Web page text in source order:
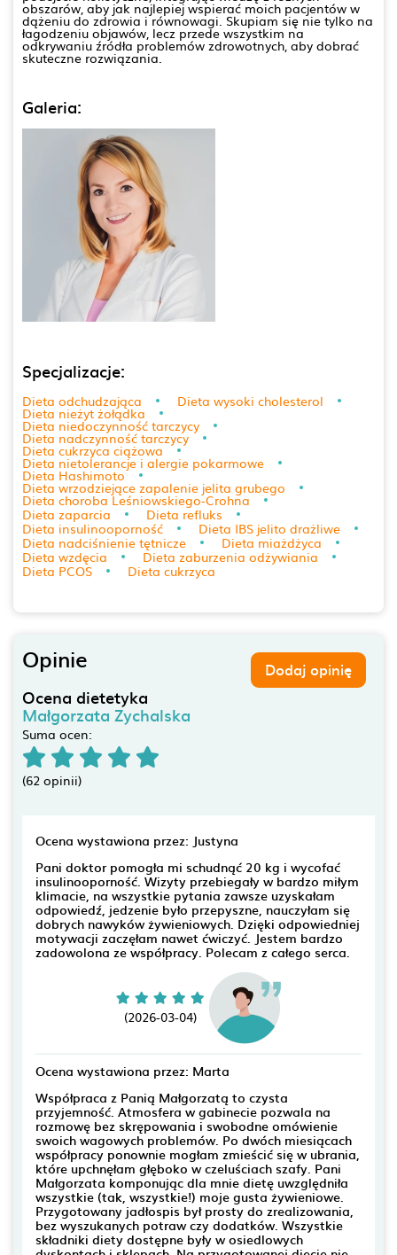
obszarów, aby jak najlepiej wspierać moich pacjentów w
dążeniu do zdrowia i równowagi. Skupiam się nie tylko na
łagodzeniu objawów, lecz przede wszystkim na
odkrywaniu źródła problemów zdrowotnych, aby dobrać
skuteczne rozwiązania.
Galeria:
Specjalizacje:
Dieta odchudzająca Dieta wysoki cholesterol
Dieta nieżyt żołądka
Dieta niedoczynność tarczycy
Dieta nadczynność tarczycy
Dieta cukrzyca ciążowa
Dieta nietolerancje i alergie pokarmowe
Dieta Hashimoto
Dieta wrzodziejące zapalenie jelita grubego
Dieta choroba Leśniowskiego-Crohna
Dieta zaparcia
Dieta refluks
Dieta insulinooporność
Dieta IBS jelito drażliwe
Dieta nadciśnienie tętnicze
Dieta miażdżyca
Dieta wzdęcia
Dieta zaburzenia odżywiania
Dieta PCOS
Dieta cukrzyca
Opinie Dodaj opinię
Ocena dietetyka
Małgorzata Zychalska
Suma ocen:
(62 opinii)
Ocena wystawiona przez: Justyna
Pani doktor pomogła mi schudnąć 20 kg i wycofać
insulinooporność. Wizyty przebiegały w bardzo miłym
klimacie, na wszystkie pytania zawsze uzyskałam
odpowiedź, jedzenie było przepyszne, nauczyłam się
dobrych nawyków żywieniowych. Dzięki odpowiedniej
motywacji zaczęłam nawet ćwiczyć. Jestem bardzo
zadowolona ze współpracy. Polecam z całego serca.
(2026-03-04)
Ocena wystawiona przez: Marta
Współpraca z Panią Małgorzatą to czysta
przyjemność. Atmosfera w gabinecie pozwala na
rozmowę bez skrępowania i swobodne omówienie
swoich wagowych problemów. Po dwóch miesiącach
współpracy ponownie mogłam zmieścić się w ubrania,
które upchnęłam głęboko w czeluściach szafy. Pani
Małgorzata komponując dla mnie dietę uwzględniła
wszystkie (tak, wszystkie!) moje gusta żywieniowe.
Przygotowany jadłospis był prosty do zrealizowania,
bez wyszukanych potraw czy dodatków. Wszystkie
składniki diety dostępne były w osiedlowych